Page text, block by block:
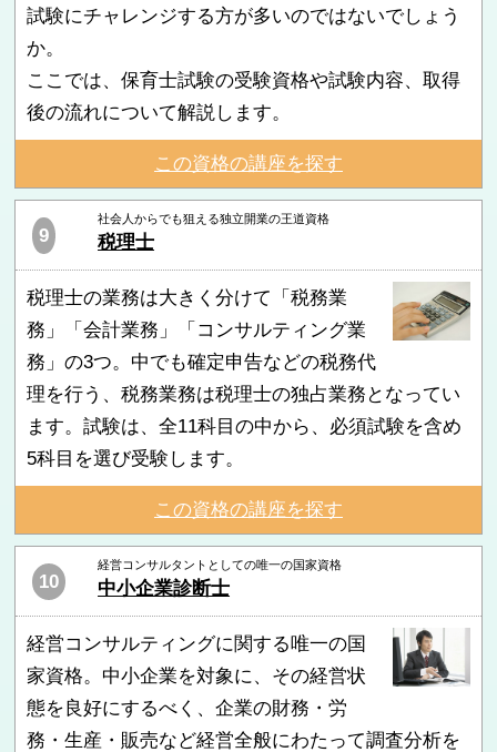
試験にチャレンジする方が多いのではないでしょう
か。
ここでは、保育士試験の受験資格や試験内容、取得
後の流れについて解説します。
この資格の講座を探す
9
社会人からでも狙える独立開業の王道資格
税理士
税理士の業務は大きく分けて「税務業
務」「会計業務」「コンサルティング業
務」の3つ。中でも確定申告などの税務代
理を行う、税務業務は税理士の独占業務となってい
ます。試験は、全11科目の中から、必須試験を含め
5科目を選び受験します。
この資格の講座を探す
10
経営コンサルタントとしての唯一の国家資格
中小企業診断士
経営コンサルティングに関する唯一の国
家資格。中小企業を対象に、その経営状
態を良好にするべく、企業の財務・労
務・生産・販売など経営全般にわたって調査分析を